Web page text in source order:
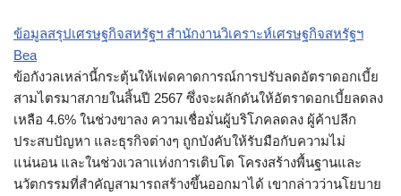
ข้อมูลสรุปเศรษฐกิจสหรัฐฯ สำนักงานวิเคราะห์เศรษฐกิจสหรัฐฯ
Bea
ข้อกังวลเหล่านี้กระตุ้นให้เฟดคาดการณ์การปรับลดอัตราดอกเบี้ย
สามไตรมาสภายในสิ้นปี 2567 ซึ่งจะผลักดันให้อัตราดอกเบี้ยลดลง
เหลือ 4.6% ในช่วงขาลง ความเชื่อมั่นผู้บริโภคลดลง ผู้ค้าปลีก
ประสบปัญหา และธุรกิจต่างๆ ถูกบังคับให้รับมือกับความไม่
แน่นอน และในช่วงเวลาแห่งการเติบโต โครงสร้างพื้นฐานและ
นวัตกรรมที่สำคัญสามารถสร้างขึ้นออกมาได้ เขากล่าวว่านโยบาย